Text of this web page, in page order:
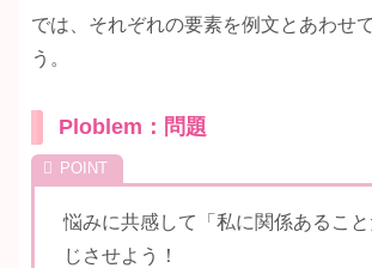
では、それぞれの要素を例文とあわせ
う。
Ploblem：問題
悩みに共感して「私に関係あるこ
じさせよう！